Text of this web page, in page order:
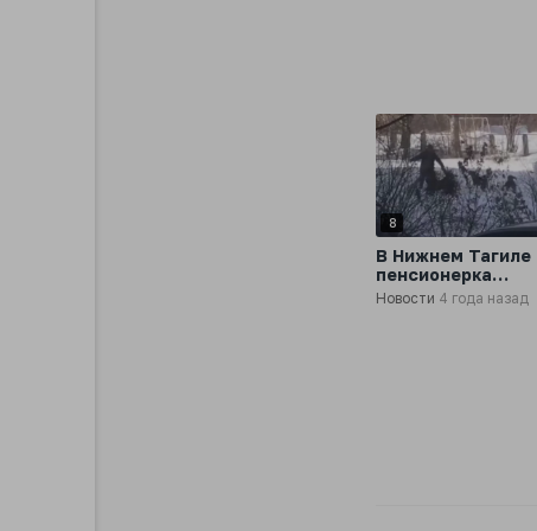
8
В Нижнем Тагиле
пенсионерка
подверглась
нападению стаи
Новости 4 года назад